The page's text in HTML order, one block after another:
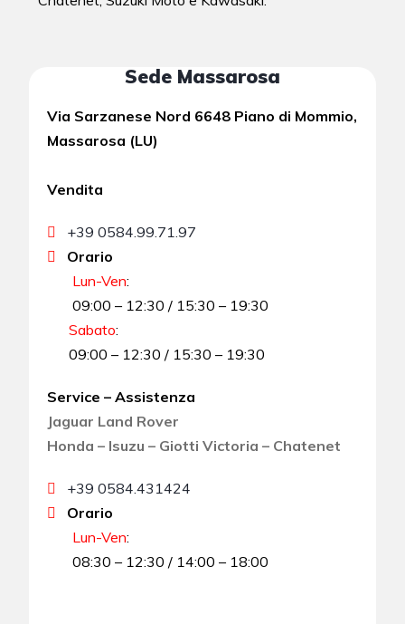
Sede Massarosa
Via Sarzanese Nord 6648 Piano di Mommio,
Massarosa (LU)
Vendita
+39 0584.99.71.97
Orario
Lun-Ven:
09:00 – 12:30 / 15:30 – 19:30
Sabato:
09:00 – 12:30 / 15:30 – 19:30
Service – Assistenza
Jaguar Land Rover
Honda – Isuzu – Giotti Victoria – Chatenet
+39 0584.431424
Orario
Lun-Ven:
08:30 – 12:30 / 14:00 – 18:00